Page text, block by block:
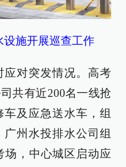
设施开展巡查工作
应对突发情况。高考
共有近200名一线抢
及应急送水车，组
州水投排水公司组
场，中心城区启动应